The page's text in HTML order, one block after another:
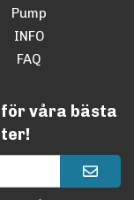
Pump
INFO
FAQ
våra bästa